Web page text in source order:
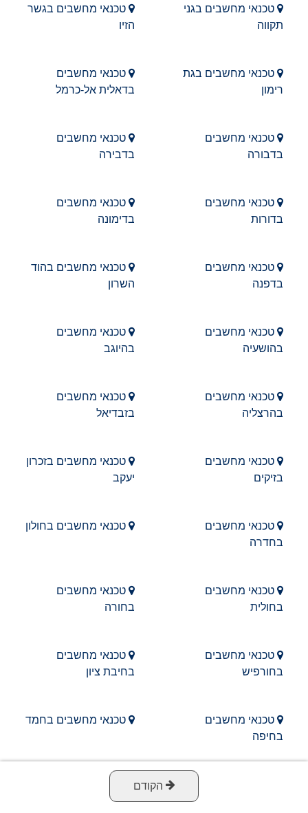
טכנאי מחשבים בגני
תקווה
טכנאי מחשבים בגשר
הזיו
טכנאי מחשבים בגת
רימון
טכנאי מחשבים
בדאלית אל-כרמל
טכנאי מחשבים
בדבורה
טכנאי מחשבים
בדבירה
טכנאי מחשבים
בדורות
טכנאי מחשבים
בדימונה
טכנאי מחשבים
בדפנה
טכנאי מחשבים בהוד
השרון
טכנאי מחשבים
בהושעיה
טכנאי מחשבים
בהיוגב
טכנאי מחשבים
בהרצליה
טכנאי מחשבים
בזבדיאל
טכנאי מחשבים
בזיקים
טכנאי מחשבים בזכרון
יעקב
טכנאי מחשבים
בחדרה
טכנאי מחשבים בחולון
טכנאי מחשבים
בחולית
טכנאי מחשבים
בחורה
טכנאי מחשבים
בחורפיש
טכנאי מחשבים
בחיבת ציון
טכנאי מחשבים
בחיפה
טכנאי מחשבים בחמד
בחנתון
הקודם